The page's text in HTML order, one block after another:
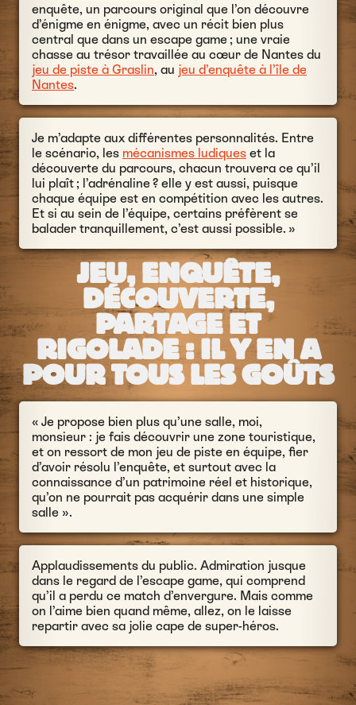
enquête, un parcours original que l’on découvre
d’énigme en énigme, avec un récit bien plus
central que dans un escape game ; une vraie
chasse au trésor travaillée au cœur de Nantes du
jeu de piste à Graslin, au jeu d’enquête à l’île de
Nantes.
Je m’adapte aux différentes personnalités. Entre
le scénario, les mécanismes ludiques et la
découverte du parcours, chacun trouvera ce qu’il
lui plaît ; l’adrénaline ? elle y est aussi, puisque
chaque équipe est en compétition avec les autres.
Et si au sein de l’équipe, certains préfèrent se
balader tranquillement, c’est aussi possible. »
JEU, ENQUÊTE,
DÉCOUVERTE,
PARTAGE ET
RIGOLADE : IL Y EN A
POUR TOUS LES GOÛTS
« Je propose bien plus qu’une salle, moi,
monsieur : je fais découvrir une zone touristique,
et on ressort de mon jeu de piste en équipe, fier
d’avoir résolu l’enquête, et surtout avec la
connaissance d’un patrimoine réel et historique,
qu’on ne pourrait pas acquérir dans une simple
salle ».
Applaudissements du public. Admiration jusque
dans le regard de l’escape game, qui comprend
qu’il a perdu ce match d’envergure. Mais comme
on l’aime bien quand même, allez, on le laisse
repartir avec sa jolie cape de super-héros.